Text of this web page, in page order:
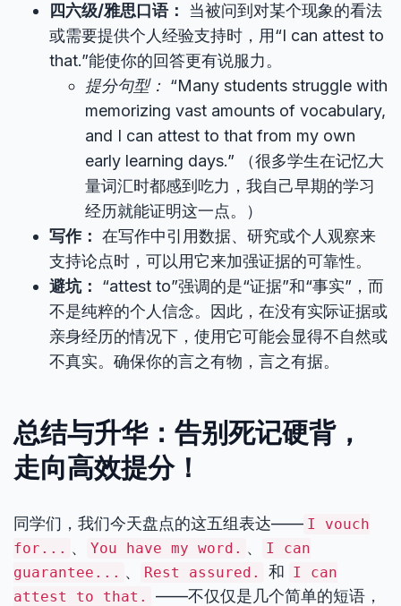
四六级/雅思口语：
当被问到对某个现象的看法
或需要提供个人经验支持时，用“I can attest to
that.”能使你的回答更有说服力。
提分句型： “Many students struggle with
memorizing vast amounts of vocabulary,
and I can attest to that from my own
early learning days.” （很多学生在记忆大
量词汇时都感到吃力，我自己早期的学习
经历就能证明这一点。）
写作： 在写作中引用数据、研究或个人观察来
支持论点时，可以用它来加强证据的可靠性。
避坑：
“attest to”强调的是“证据”和“事实”，而
不是纯粹的个人信念。因此，在没有实际证据或
亲身经历的情况下，使用它可能会显得不自然或
不真实。确保你的言之有物，言之有据。
总结与升华：告别死记硬背，
走向高效提分！
同学们，我们今天盘点的这五组表达—— I vouch
for... 、 You have my word. 、
I can
guarantee... 、 Rest assured. 和 I can
attest to that.
——不仅仅是几个简单的短语，